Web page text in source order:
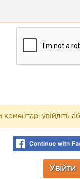
увійдіть
Увійти